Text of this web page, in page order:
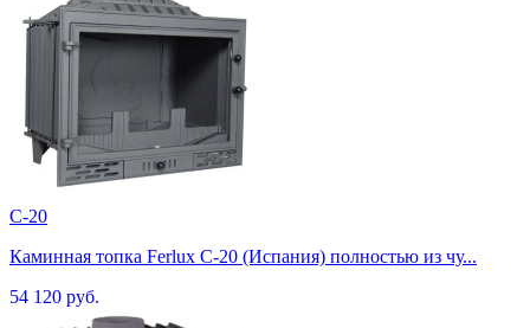
C-20
Каминная топка Ferlux C-20 (Испания) полностью из чу...
54 120 руб.